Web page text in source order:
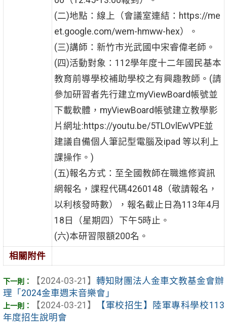
(二)地點：線上（會議室連結：https://me
et.google.com/wem-hmww-hex）。
(三)講師：新竹市光武國中宋睿偉老師。
(四)活動對象：112學年度十二年國民基本
教育前導學校補助學校之有興趣教師。(請
參加研習者先行建立myViewBoard帳號並
下載軟體，myViewBoard帳號建立教學影
片網址:https://youtu.be/5TLOvlEwVPE並
建議自備個人筆記型電腦及ipad 等以利上
課操作。)
(五)報名方式：至全國教師在職進修資訊
網報名，課程代碼4260148（敬請報名，
以利核發時數），報名截止日為113年4月
18日（星期四）下午5時止。
(六)本研習限額200名。
相關附件
【2024-03-21】 轉知財團法人金車文教基金會辦
理「2024金車週末音樂會」
【2024-03-21】
【軍校招生】陸軍專科學校113
年度招生說明會